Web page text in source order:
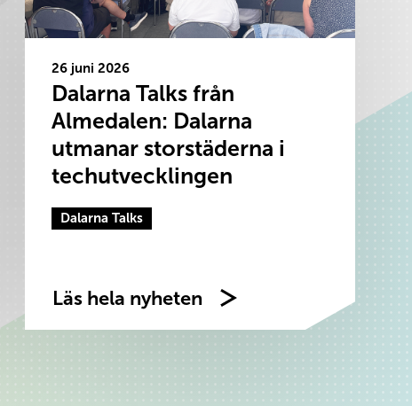
26 juni 2026
Dalarna Talks från
Almedalen: Dalarna
utmanar storstäderna i
techutvecklingen
Dalarna Talks
Läs hela nyheten